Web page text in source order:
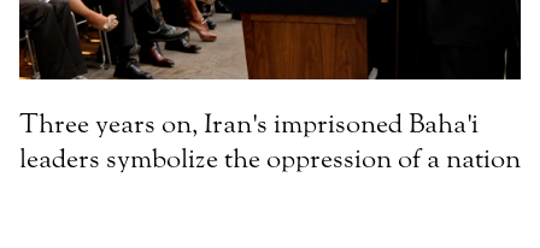
Three years on, Iran's imprisoned Baha'i
leaders symbolize the oppression of a nation